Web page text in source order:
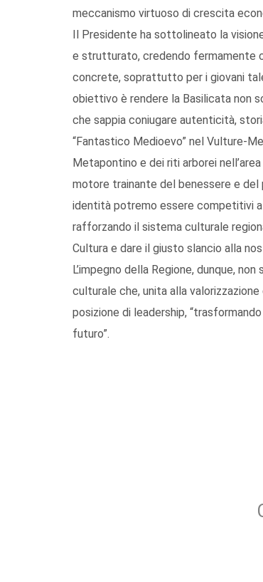
meccanismo virtuoso di crescita
Il Presidente ha sottolineato la
e strutturato, credendo fermamente
concrete, soprattutto per i giovani
obiettivo è rendere la Basilicata non
che sappia coniugare autenticità,
“Fantastico Medioevo” nel Vulture-
Metapontino e dei riti arborei
motore trainante del benessere e
identità potremo essere competitivi a
rafforzando il sistema culturale
Cultura e dare il giusto slancio alla
L’impegno della Regione, dunque,
culturale che, unita alla
posizione di leadership,
futuro”.